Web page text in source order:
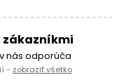
zákazníkmi
nás odporúča
- zobraziť všetko